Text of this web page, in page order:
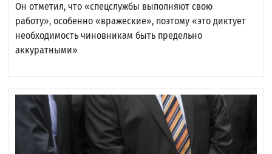
Он отметил, что «спецслужбы выполняют свою
работу», особенно «вражеские», поэтому «это диктует
необходимость чиновникам быть предельно
аккуратными»